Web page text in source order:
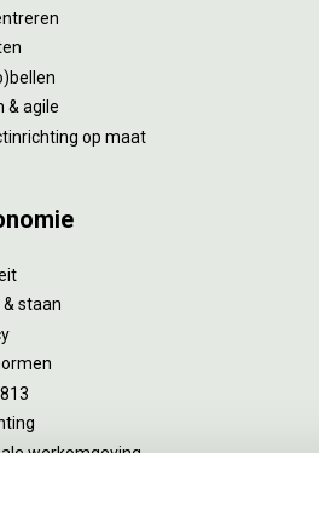
& agile
op maat
staan
werkomgeving